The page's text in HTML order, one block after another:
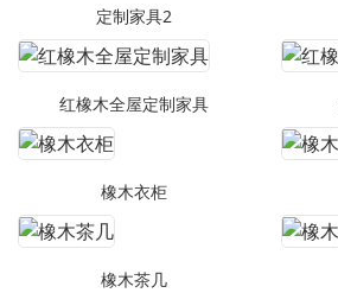
定制家具2
红橡木全屋定制家具
橡木衣柜
橡木茶几